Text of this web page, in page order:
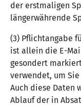
der erstmaligen
längerwährende
(3) Pflichtangabe
ist allein die E-
gesondert
verwendet, um
Auch diese Daten
Ablauf der in